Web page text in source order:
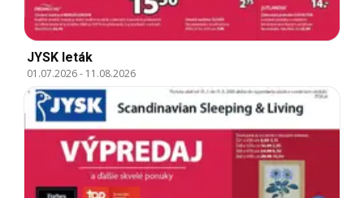
JYSK leták
01.07.2026- 11.08.2026